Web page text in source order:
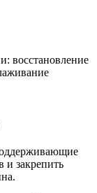
восстановление
и закрепить